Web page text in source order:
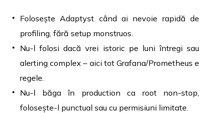
Folosește Adaptyst când ai nevoie rapidă de
profiling, fără setup monstruos.
Nu-l folosi dacă vrei istoric pe luni întregi sau
alerting complex – aici tot Grafana/Prometheus e
regele.
Nu-l băga în production ca root non-stop,
folosește-l punctual sau cu permisiuni limitate.